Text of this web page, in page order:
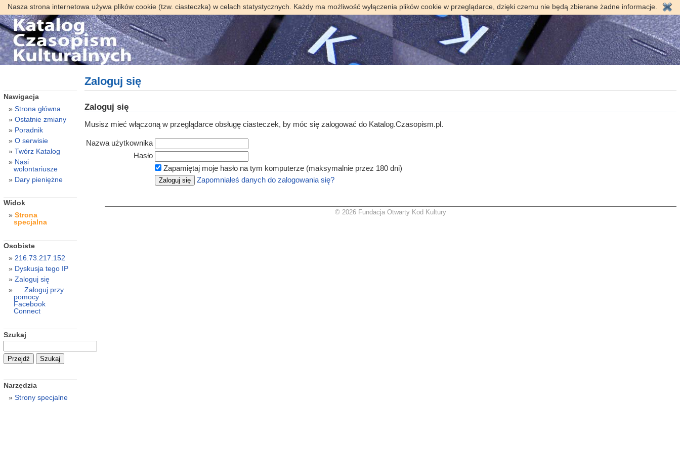
Nasza strona internetowa używa plików cookie (tzw. ciasteczka) w celach statystycznych. Każdy ma możliwość wyłączenia plików cookie w przeglądarce, dzięki czemu nie będą zbierane żadne informacje.
Zaloguj się
Zaloguj się
Musisz mieć włączoną w przeglądarce obsługę ciasteczek, by móc się zalogować do Katalog.Czasopism.pl.
Nazwa użytkownika
Hasło
Zapamiętaj moje hasło na tym komputerze (maksymalnie przez 180 dni)
Zapomniałeś danych do zalogowania się?
Nawigacja
Strona główna
Ostatnie zmiany
Poradnik
O serwisie
Twórz Katalog
Nasi
wolontariusze
Dary pieniężne
Widok
Strona
specjalna
Osobiste
216.73.217.152
Dyskusja tego IP
Zaloguj się
Zaloguj przy
pomocy
Facebook
Connect
Szukaj
Narzędzia
Strony specjalne
© 2026 Fundacja Otwarty Kod Kultury